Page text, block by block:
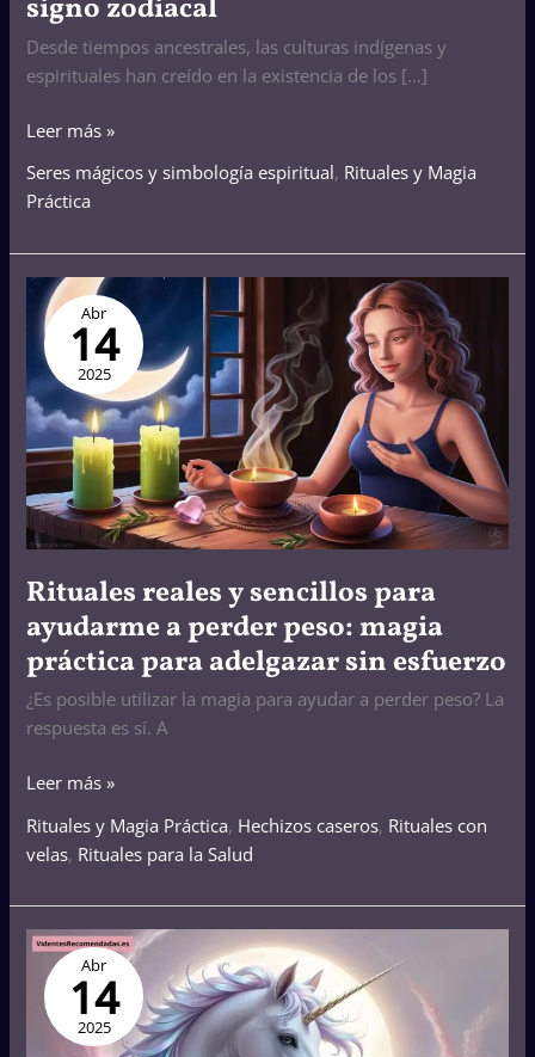
signo zodiacal
Desde tiempos ancestrales, las culturas indígenas y
espirituales han creído en la existencia de los […]
Leer más »
Seres mágicos y simbología espiritual, Rituales y Magia
Práctica
Abr
14
2025
Rituales reales y sencillos para
ayudarme a perder peso: magia
práctica para adelgazar sin esfuerzo
¿Es posible utilizar la magia para ayudar a perder peso? La
respuesta es sí. A
Rituales
reales
sencillos
para
ayudarme
a
perder
peso:
magia
práctica
para
adelgazar
sin
esfuerzo
Leer más »
Rituales y Magia Práctica, Hechizos caseros, Rituales con
velas, Rituales para la Salud
Abr
14
2025
La
magia
espiritual